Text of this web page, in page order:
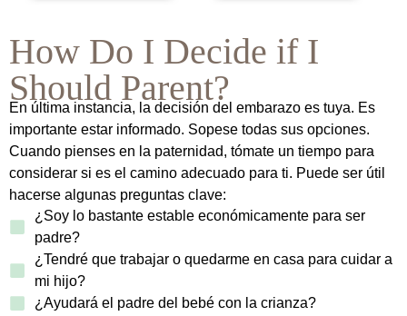
How Do I Decide if I
Should Parent?
En última instancia, la decisión del embarazo es tuya. Es
importante estar informado. Sopese todas sus opciones.
Cuando pienses en la paternidad, tómate un tiempo para
considerar si es el camino adecuado para ti. Puede ser útil
hacerse algunas preguntas clave:
¿Soy lo bastante estable económicamente para ser
padre?
¿Tendré que trabajar o quedarme en casa para cuidar a
mi hijo?
¿Ayudará el padre del bebé con la crianza?